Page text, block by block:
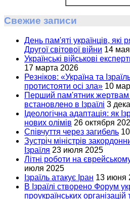
Свежие записи
День пам'яті українців, які
Другої світової війни 14
Українські військові
17 марта 2026
Резніков: «Україна та
протистояти осі зла» 10
Перший пам'ятник жертвам
встановлено в Ізраїлі 3
Ідеологічна адаптація: як
нових олімів 26 октября
Співчуття через загибель
Зустріч міністрів
Ізраїля 23 июля 2025
Літні роботи на
июля 2025
Ізраїль атакує Іран 13 июня
В Ізраїлі створено Форум
проукраїнських організацій